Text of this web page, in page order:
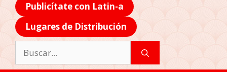
Publicítate con Latin-a
Lugares de Distribución